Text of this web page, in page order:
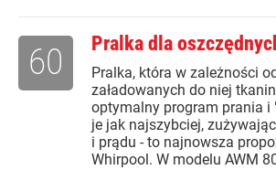
Pralka dla
Pralka, która w zależności
załadowanych do niej
optymalny program prania i
je jak najszybciej,
i prądu - to najnowsza
Whirpool. W modelu AWM
60